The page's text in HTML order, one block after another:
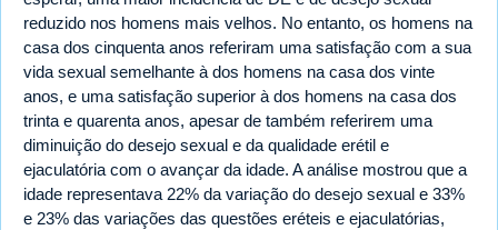
reduzido nos homens mais velhos. No entanto, os homens na
casa dos cinquenta anos referiram uma satisfação com a sua
vida sexual semelhante à dos homens na casa dos vinte
anos, e uma satisfação superior à dos homens na casa dos
trinta e quarenta anos, apesar de também referirem uma
diminuição do desejo sexual e da qualidade erétil e
ejaculatória com o avançar da idade. A análise mostrou que a
idade representava 22% da variação do desejo sexual e 33%
e 23% das variações das questões eréteis e ejaculatórias,